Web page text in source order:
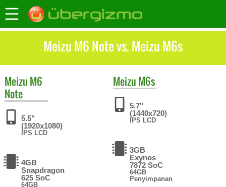
Meizu M6 Note vs. Meizu M6s
Meizu M6
Note
5.5"
(1920x1080)
IPS LCD
4GB
Snapdragon
625 SoC
64GB
Meizu M6s
5.7"
(1440x720)
IPS LCD
3GB
Exynos
7872 SoC
64GB
Penyimpanan